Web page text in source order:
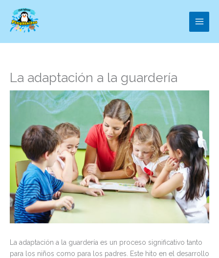
contenido
La adaptación a la guardería
La adaptación a la guardería es un proceso significativo tanto
para los niños como para los padres. Este hito en el desarrollo